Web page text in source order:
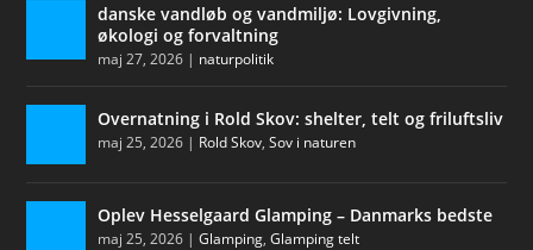
danske vandløb og vandmiljø: Lovgivning,
økologi og forvaltning
maj 27, 2026 | naturpolitik
Overnatning i Rold Skov: shelter, telt og friluftsliv
maj 25, 2026 | Rold Skov,Sov i naturen
Oplev Hesselgaard Glamping – Danmarks bedste
maj 25, 2026 |Glamping,Glamping telt